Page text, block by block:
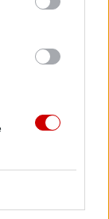
Tak jak
dokonuje się
domach,
które
piękna
dzięki
Katechiści